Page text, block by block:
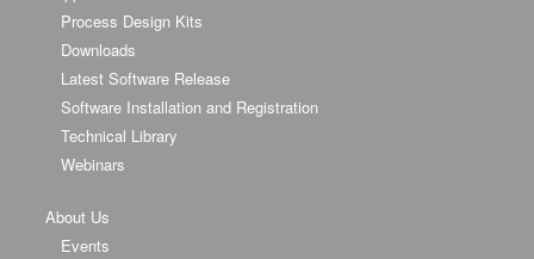
Process Design Kits
Downloads
Latest Software Release
Software Installation and Registration
Technical Library
Webinars
About Us
Events